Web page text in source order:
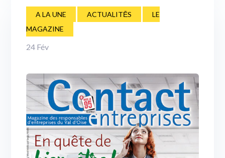
A LA UNE ACTUALITĒS
LE
MAGAZINE
24 Fév